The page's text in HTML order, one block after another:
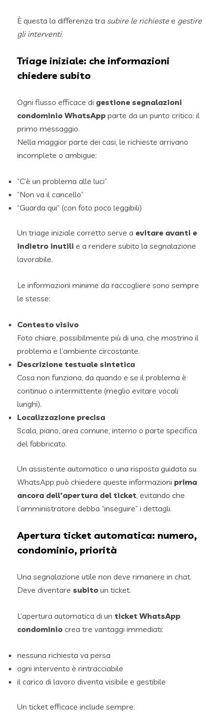
È questa la differenza tra subire le richieste e gestire
gli interventi.
Triage iniziale: che informazioni
chiedere subito
Ogni flusso efficace di gestione segnalazioni
condominio WhatsApp parte da un punto critico: il
primo messaggio.
Nella maggior parte dei casi, le richieste arrivano
incomplete o ambigue:
“C’è un problema alle luci”
“Non va il cancello”
“Guarda qui” (con foto poco leggibili)
Un triage iniziale corretto serve a evitare avanti e
indietro inutili e a rendere subito la segnalazione
lavorabile.
Le informazioni minime da raccogliere sono sempre
le stesse:
Contesto visivo
Foto chiare, possibilmente più di una, che mostrino il
problema e l’ambiente circostante.
Descrizione testuale sintetica
Cosa non funziona, da quando e se il problema è
continuo o intermittente (meglio evitare vocali
lunghi).
Localizzazione precisa
Scala, piano, area comune, interno o parte specifica
del fabbricato.
Un assistente automatico o una risposta guidata su
WhatsApp può chiedere queste informazioni prima
ancora dell’apertura del ticket , evitando che
l’amministratore debba “inseguire” i dettagli.
Apertura ticket automatica: numero,
condominio, priorità
Una segnalazione utile non deve rimanere in chat.
Deve diventare subito un ticket.
L’apertura automatica di un ticket WhatsApp
condominio crea tre vantaggi immediati:
nessuna richiesta va persa
ogni intervento è rintracciabile
il carico di lavoro diventa visibile e gestibile
Un ticket efficace include sempre: